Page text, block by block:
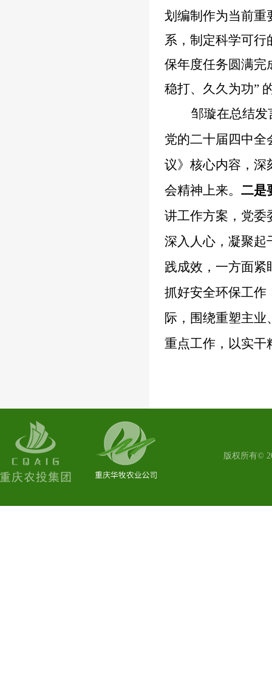
划编制作为当前重
系，制定科学可行
保年度任务圆满完
稳打、久久为功”
邹璇在总结发
党的二十届四中全
议》核心内容，深
会精神上来。 二是
讲工作方案，党委
深入人心，凝聚起
践成效，一方面紧
抓好安全环保工作
际，围绕重塑主
重点工作，以实干
版权所有©